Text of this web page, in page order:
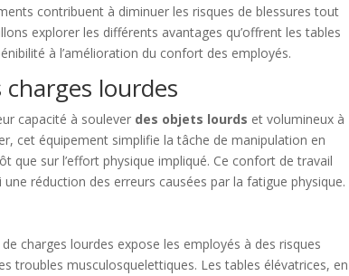
contribuent à diminuer les risques de blessures tout
explorer les différents avantages qu’offrent les tables
à l’amélioration du confort des employés.
lourdes
capacité à soulever des objets lourds et volumineux à
cet équipement simplifie la tâche de manipulation en
sur l’effort physique impliqué. Ce confort de travail
réduction des erreurs causées par la fatigue physique.
charges lourdes expose les employés à des risques
troubles musculosquelettiques. Les tables élévatrices, en